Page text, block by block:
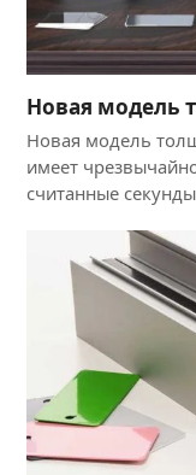
Новая модель
Новая модель
имеет
считанные